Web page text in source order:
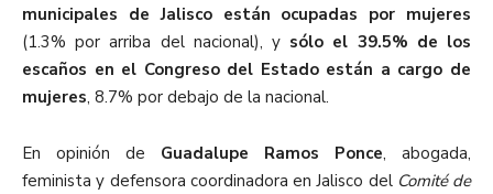
municipales de Jalisco están ocupadas por mujeres
(1.3% por arriba del nacional), y sólo el 39.5% de los
escaños en el Congreso del Estado están a cargo de
mujeres, 8.7% por debajo de la nacional.
En opinión de Guadalupe Ramos Ponce, abogada,
feminista y defensora coordinadora en Jalisco del Comité de